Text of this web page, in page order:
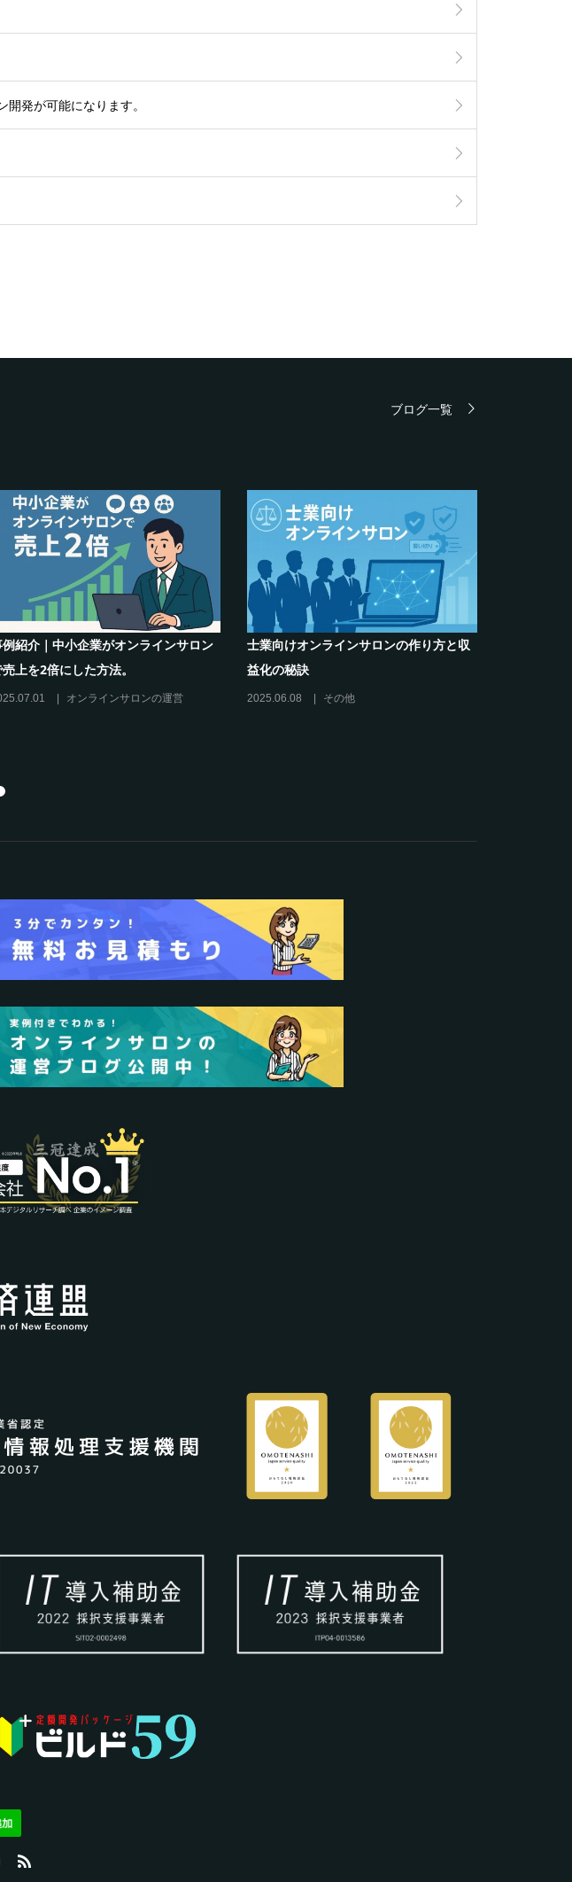
発が可能になります。
ブログ一覧
オンラインサロンでの”学び”がこれから
のリスキリングを先導すると言えるこれ
だけの”理由”
シリーズ連載【運営者のお悩み解決】～
現存のオンラインサロンをリスキリング
に活用するには？